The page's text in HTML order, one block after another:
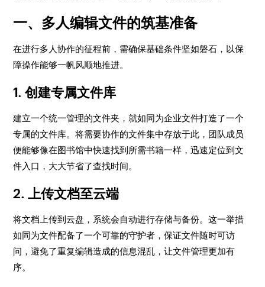
一、多人编辑文件的筑基准备
在进行多人协作的征程前，需确保基础条件坚如磐石，以保
障操作能够一帆风顺地推进。
1. 创建专属文件库
建立一个统一管理的文件夹，就如同为企业文件打造了一个
专属的文件库。将需要协作的文件集中存放于此，团队成员
便能够像在图书馆中快速找到所需书籍一样，迅速定位到文
件入口，大大节省了查找时间。
2. 上传文档至云端
将文档上传到云盘，系统会自动进行存储与备份。这一举措
如同为文件配备了一个可靠的守护者，保证文件随时可访
问，避免了重复编辑造成的信息混乱，让文件管理更加有
序。